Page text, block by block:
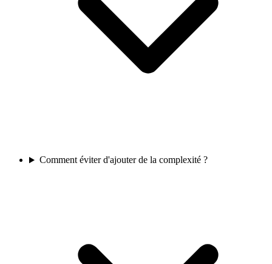
Comment éviter d'ajouter de la complexité ?